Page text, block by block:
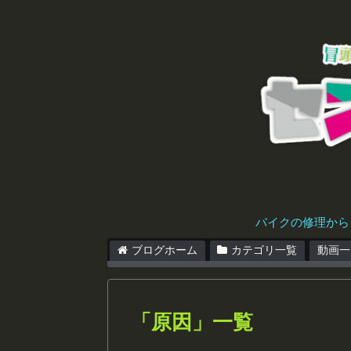
バイクの修理か
ブログホーム カテゴリ一覧 動画
「 原因 」 一覧